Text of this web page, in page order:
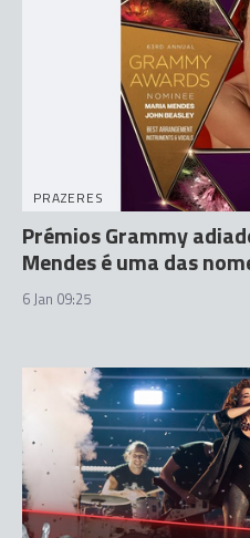
PRAZERES
Prémios Grammy
Mendes é uma das
6 Jan 09:25